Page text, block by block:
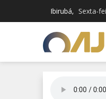
Ibirubá, Sexta-